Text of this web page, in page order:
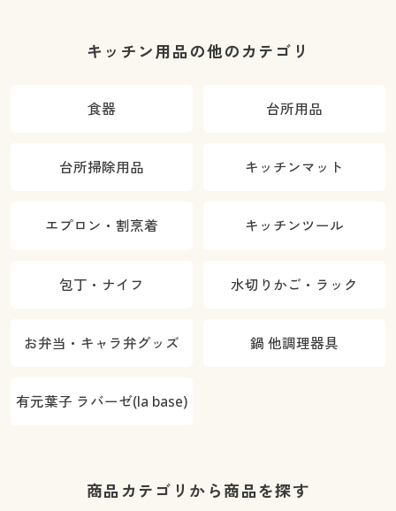
キッチン用品の他のカテゴリ
食器 台所用品
台所掃除用品 キッチンマット
エプロン・割烹着 キッチンツール
包丁・ナイフ 水切りかご・ラック
お弁当・キャラ弁グッズ 鍋 他調理器具
有元葉子 ラバーゼ(la base)
商品カテゴリから商品を探す